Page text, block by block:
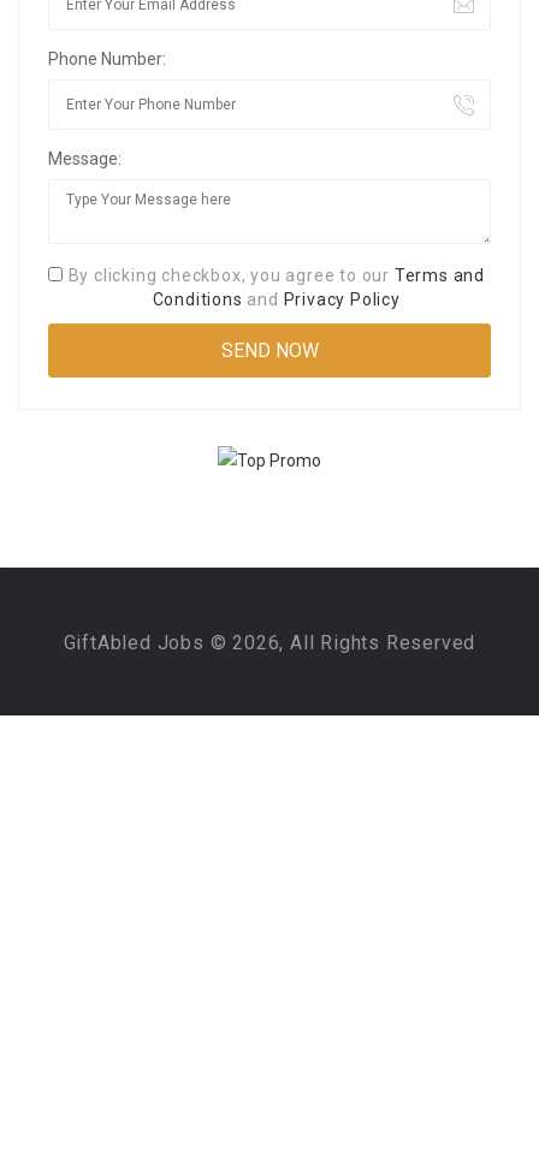
Phone Number:
Message:
By clicking checkbox, you agree to our Terms and
Conditions and Privacy Policy
GiftAbled Jobs © 2026, All Rights Reserved